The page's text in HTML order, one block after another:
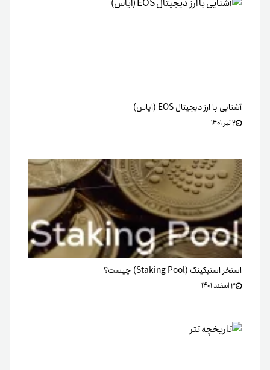
آشنایی با ارز دیجیتال EOS (ایاس)
۲ تیر ۱۴۰۱
استخر استیکینگ (Staking Pool) چیست؟
۳ اسفند ۱۴۰۱